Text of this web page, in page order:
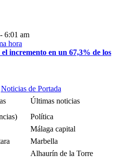
6:01 am
el incremento en un 67,3% de los
Noticias de Portada
Últimas noticias
Política
Málaga capital
Marbella
Alhaurín de la Torre